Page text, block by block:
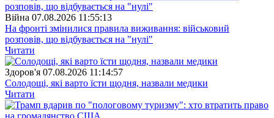
Війна 07.08.2026 11:55:13
На фронті змінилися правила виживання: військовий
розповів, що відбувається на "нулі"
Читати
Здоров'я 07.08.2026 11:14:57
Солодощі, які варто їсти щодня, назвали медики
Читати